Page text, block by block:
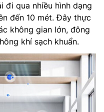
đi qua nhiều hình dạng
đến 10 mét. Đây thực
không gian lớn, đông
khí sạch khuẩn.